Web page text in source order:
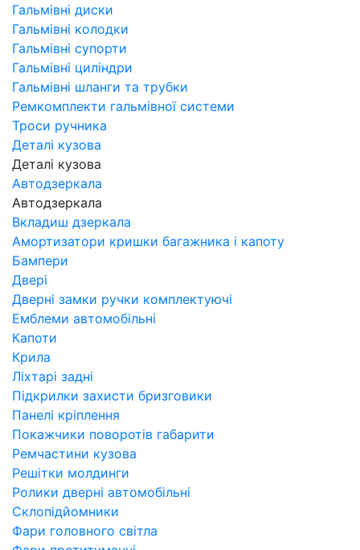
Гальмівні диски
Гальмівні колодки
Гальмівні супорти
Гальмівні циліндри
Гальмівні шланги та трубки
Ремкомплекти гальмівної системи
Троси ручника
Деталі кузова
Деталі кузова
Автодзеркала
Автодзеркала
Вкладиш дзеркала
Амортизатори кришки багажника і капоту
Бампери
Двері
Дверні замки ручки комплектуючі
Емблеми автомобільні
Капоти
Крила
Ліхтарі задні
Підкрилки захисти бризговики
Панелі кріплення
Покажчики поворотів габарити
Ремчастини кузова
Решітки молдинги
Ролики дверні автомобільні
Склопідйомники
Фари головного світла